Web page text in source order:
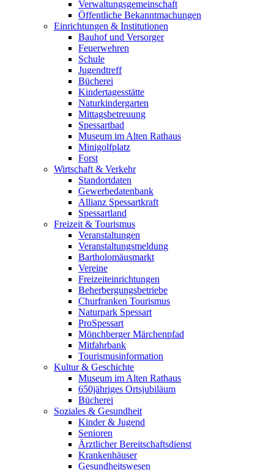
Verwaltungsgemeinschaft
Öffentliche Bekanntmachungen
Einrichtungen & Institutionen
Bauhof und Versorger
Feuerwehren
Schule
Jugendtreff
Bücherei
Kindertagesstätte
Naturkindergarten
Mittagsbetreuung
Spessartbad
Museum im Alten Rathaus
Minigolfplatz
Forst
Wirtschaft & Verkehr
Standortdaten
Gewerbedatenbank
Allianz Spessartkraft
Spessartland
Freizeit & Tourismus
Veranstaltungen
Veranstaltungsmeldung
Bartholomäusmarkt
Vereine
Freizeiteinrichtungen
Beherbergungsbetriebe
Churfranken Tourismus
Naturpark Spessart
ProSpessart
Mönchberger Märchenpfad
Mitfahrbank
Tourismusinformation
Kultur & Geschichte
Museum im Alten Rathaus
650jähriges Ortsjubiläum
Bücherei
Soziales & Gesundheit
Kinder & Jugend
Senioren
Ärztlicher Bereitschaftsdienst
Krankenhäuser
Gesundheitswesen